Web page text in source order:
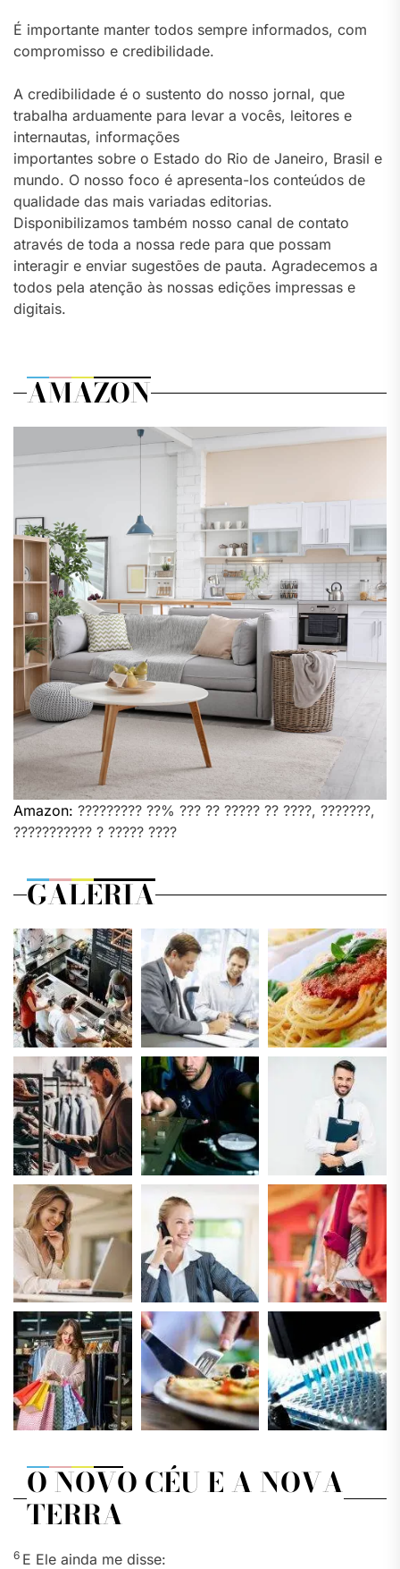
É importante manter todos sempre informados, com
compromisso e credibilidade.
A credibilidade é o sustento do nosso jornal, que
trabalha arduamente para levar a vocês, leitores e
internautas, informações
importantes sobre o Estado do Rio de Janeiro, Brasil e
mundo. O nosso foco é apresenta-los conteúdos de
qualidade das mais variadas editorias.
Disponibilizamos também nosso canal de contato
através de toda a nossa rede para que possam
interagir e enviar sugestões de pauta. Agradecemos a
todos pela atenção às nossas edições impressas e
digitais.
AMAZON
Amazon: ????????? ??% ??? ?? ????? ?? ????, ???????,
??????????? ? ????? ????
GALERIA
O NOVO CÉU E A NOVA
TERRA
6 E Ele ainda me disse: